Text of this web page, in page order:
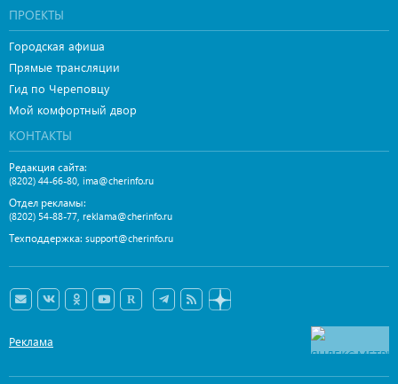
ПРОЕКТЫ
Городская афиша
Прямые трансляции
Гид по Череповцу
Мой комфортный двор
КОНТАКТЫ
Редакция сайта:
(8202) 44-66-80, ima@cherinfo.ru
Отдел рекламы:
(8202) 54-88-77, reklama@cherinfo.ru
Техподдержка: support@cherinfo.ru
Реклама